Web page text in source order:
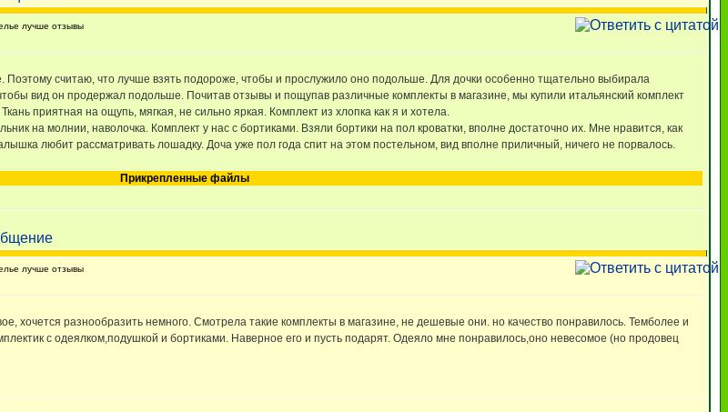
лучше отзывы
Поэтому считаю, что лучше взять подороже, чтобы и прослужило оно подольше. Для дочки особенно тщательно выбирала
вид он продержал подольше. Почитав отзывы и пощупав различные комплекты в магазине, мы купили итальянский комплект
приятная на ощупь, мягкая, не сильно яркая. Комплект из хлопка как я и хотела.
на молнии, наволочка. Комплект у нас с бортиками. Взяли бортики на пол кроватки, вполне достаточно их. Мне нравится, как
любит рассматривать лошадку. Доча уже пол года спит на этом постельном, вид вполне приличный, ничего не порвалось.
Прикрепленные файлы
лучше отзывы
хочется разнообразить немного. Смотрела такие комплекты в магазине, не дешевые они. но качество понравилось. Темболее и
с одеялком,подушкой и бортиками. Наверное его и пусть подарят. Одеяло мне понравилось,оно невесомое (но продовец